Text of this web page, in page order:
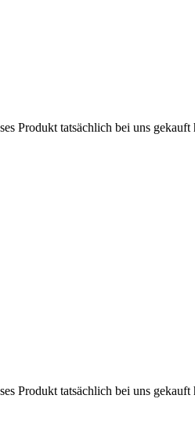
Produkt tatsächlich bei uns
Produkt tatsächlich bei uns